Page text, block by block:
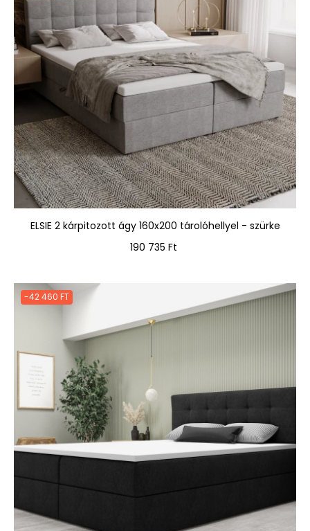
ELSIE 2 kárpitozott ágy 160x200 tárolóhellyel - szürke
Ár
190 735 Ft
-42 460 FT